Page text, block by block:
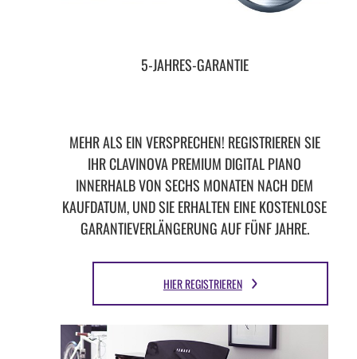
5-JAHRES-GARANTIE
MEHR ALS EIN VERSPRECHEN! REGISTRIEREN SIE
IHR CLAVINOVA PREMIUM DIGITAL PIANO
INNERHALB VON SECHS MONATEN NACH DEM
KAUFDATUM, UND SIE ERHALTEN EINE KOSTENLOSE
GARANTIEVERLÄNGERUNG AUF FÜNF JAHRE.
HIER REGISTRIEREN